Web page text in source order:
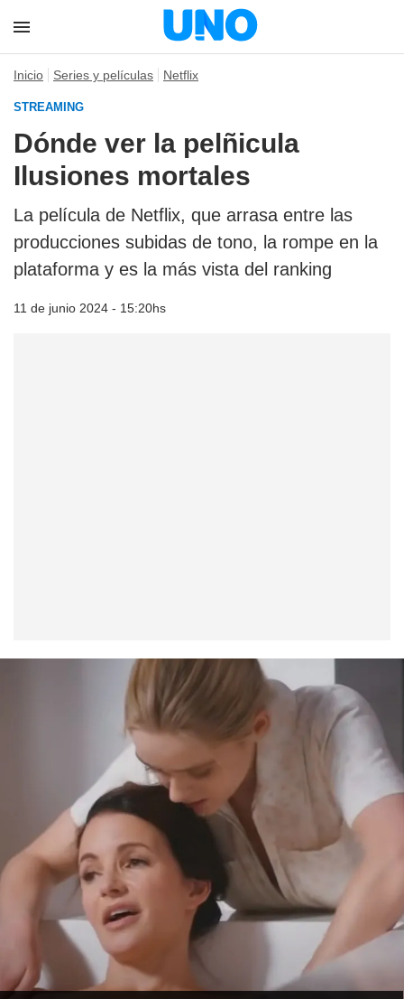
Inicio Series y películas Netflix
STREAMING
Dónde ver la pelñicula
Ilusiones mortales
La película de Netflix, que arrasa entre las
producciones subidas de tono, la rompe en la
plataforma y es la más vista del ranking
11 de junio 2024 - 15:20hs